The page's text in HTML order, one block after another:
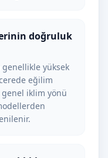
doğruluk
genellikle yüksek
eğilim
iklim yönü